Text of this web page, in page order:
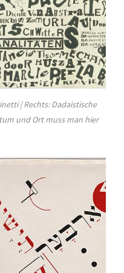
| Rechts: Dadaistische
und Ort muss man hier